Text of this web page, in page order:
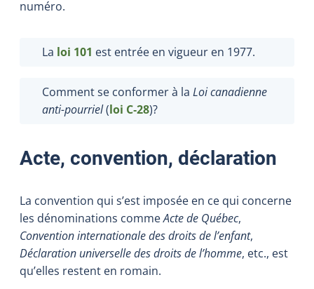
numéro.
La loi 101 est entrée en vigueur en 1977.
Comment se conformer à la Loi canadienne
anti-pourriel(loi C‑28)?
Acte, convention, déclaration
La convention qui s’est imposée en ce qui concerne
les dénominations commeActe de Québec,
Convention internationale des droits de l’enfant,
Déclaration universelle des droits de l’homme, etc., est
qu’elles restent en romain.